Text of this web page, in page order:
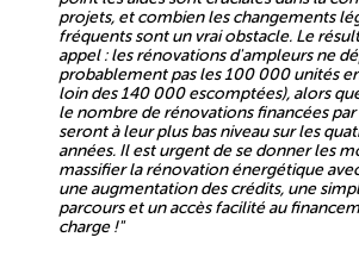
projets, et combien les changements
fréquents sont un vrai obstacle. Le
appel : les rénovations d'ampleurs ne
probablement pas les 100 000 unités
loin des 140 000 escomptées), alors
le nombre de rénovations financées
seront à leur plus bas niveau sur les
années. Il est urgent de se donner les
massifier la rénovation énergétique
une augmentation des crédits, une
parcours et un accès facilité au
charge !"